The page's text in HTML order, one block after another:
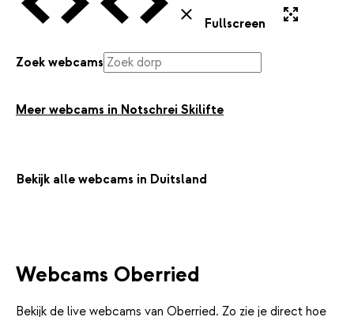
Sluiten
Fullscreen
Zoek webcams
Meer webcams in Notschrei Skilifte
Bekijk alle webcams in Duitsland
Webcams Oberried
Bekijk de live webcams van Oberried. Zo zie je direct hoe